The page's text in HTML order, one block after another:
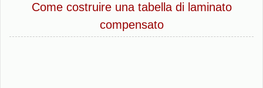
Come costruire una tabella di laminato
compensato